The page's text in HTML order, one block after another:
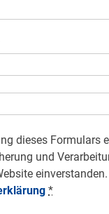
dieses Formulars
und
einverstanden.
*